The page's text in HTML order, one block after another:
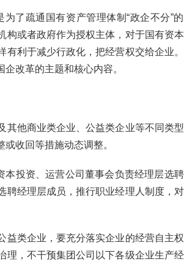
为了疏通国有资产管理体制“政企不分”
构或者政府作为授权主体，对于国有资
有利于减少行政化，把经营权交给企业
改革的主题和核心内容。
其他商业类企业、公益类企业等不同类
收回等措施动态调整。
本投资、运营公司董事会负责经理层选聘
聘经理层成员，推行职业经理人制度，
类企业，要充分落实企业的经营自主权
理，不干预集团公司以下各级企业生产